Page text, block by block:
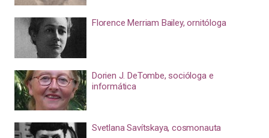
Florence Merriam Bailey, ornitóloga
Dorien J. DeTombe, socióloga e
informática
Svetlana Savítskaya, cosmonauta